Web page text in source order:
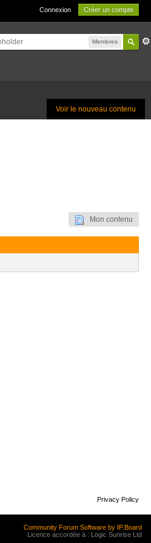
Connexion Créer un compte
Membres
Voir le nouveau contenu
Mon contenu
Privacy Policy
Community Forum Software by IP.Board
Licence accordée à : Logic Sunrise Ltd